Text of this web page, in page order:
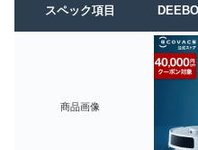
スペック項目
商品画像